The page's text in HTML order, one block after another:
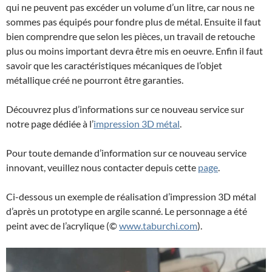
qui ne peuvent pas excéder un volume d’un litre, car nous ne
sommes pas équipés pour fondre plus de métal. Ensuite il faut
bien comprendre que selon les pièces, un travail de retouche
plus ou moins important devra être mis en oeuvre. Enfin il faut
savoir que les caractéristiques mécaniques de l’objet
métallique créé ne pourront être garanties.
Découvrez plus d’informations sur ce nouveau service sur
notre page dédiée à l’impression 3D métal.
Pour toute demande d’information sur ce nouveau service
innovant, veuillez nous contacter depuis cette page.
Ci-dessous un exemple de réalisation d’impression 3D métal
d’après un prototype en argile scanné. Le personnage a été
peint avec de l’acrylique (©www.taburchi.com).